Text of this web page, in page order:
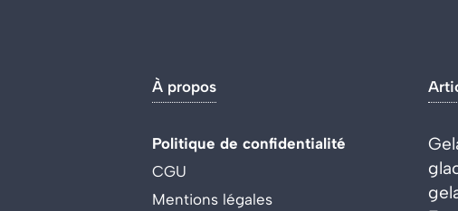
À propos
Politique de confidentialité
CGU
Mentions légales